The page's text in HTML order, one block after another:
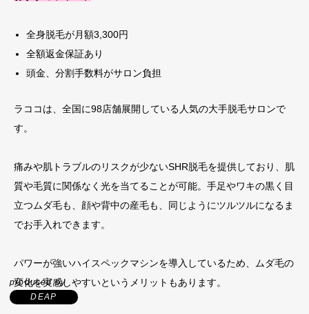
produced by
DEAP
全身脱毛が月額3,300円
全額返金保証あり
頭金、分割手数料がサロン負担
ラココは、全国に98店舗展開している人気の大手脱毛サロンで
す。
痛みや肌トラブルのリスクが少ないSHR脱毛を提供しており、肌
質や毛質に関係なく光を当てることが可能。手足やワキの黒く目
立つムダ毛も、顔や背中の産毛も、同じようにツルツルになるま
でお手入れできます。
パワーが強いハイスペックマシンを導入しているため、ムダ毛の
変化を実感しやすいというメリットもあります。